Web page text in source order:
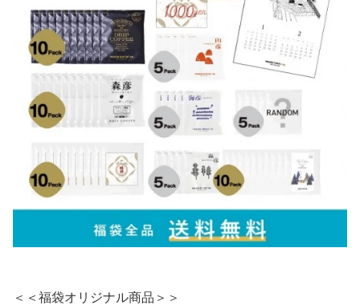
＜＜福袋オリジナル商品＞＞